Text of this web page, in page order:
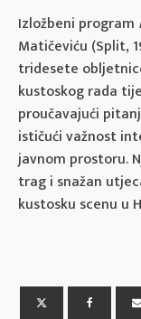
Izložbeni program
Matičeviću (Split,
tridesete
kustoskog rada
proučavajući
ističući važnost
javnom prostoru.
trag i snažan
kustosku scenu u